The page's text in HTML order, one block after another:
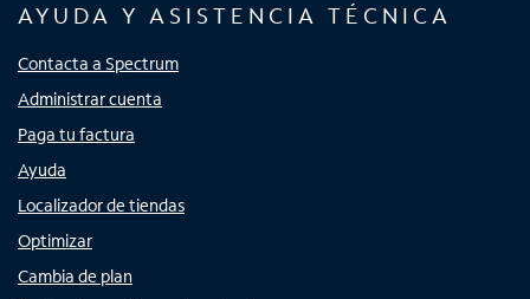
AYUDA Y ASISTENCIA TÉCNICA
Contacta a Spectrum
Administrar cuenta
Paga tu factura
Ayuda
Localizador de tiendas
Optimizar
Cambia de plan